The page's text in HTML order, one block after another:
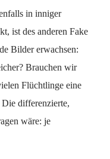
in inniger
ist des anderen Fake
Bilder erwachsen:
Brauchen wir
Flüchtlinge eine
differenzierte,
wäre: je